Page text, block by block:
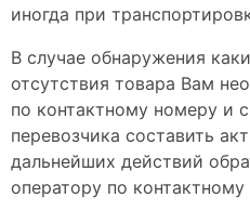
иногда при
В случае обнаружения
отсутствия товара Вам
по контактному номеру и
перевозчика составить
дальнейших действий
оператору по